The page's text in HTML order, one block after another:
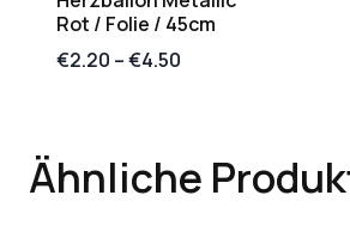
Rot / Folie / 45cm
€2.20 –€4.50
Ähnliche